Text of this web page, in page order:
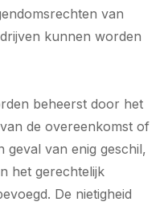
van
kunnen worden
beheerst door het
de overeenkomst of
geval van enig geschil,
het gerechtelijk
De nietigheid